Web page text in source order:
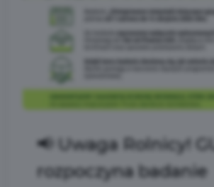
📢 Uwaga Rolnicy!
rozpoczyna badanie